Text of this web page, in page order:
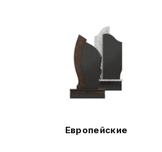
Европейские